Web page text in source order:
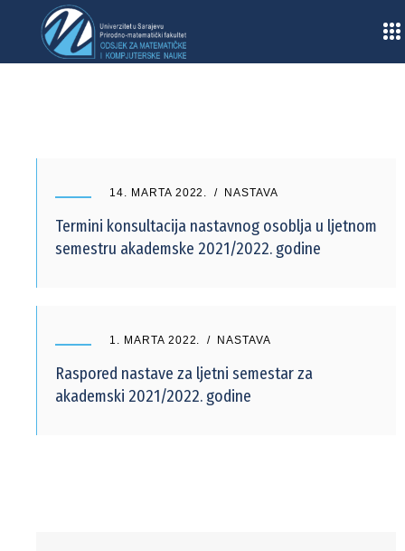
14. MARTA 2022. NASTAVA
Termini konsultacija nastavnog osoblja u ljetnom
semestru akademske 2021/2022. godine
1. MARTA 2022. NASTAVA
Raspored nastave za ljetni semestar za
akademski 2021/2022. godine